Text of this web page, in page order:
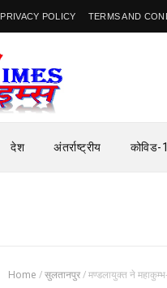
PRIVACY POLICY TERMS AND
देश अंतर्राष्ट्रीय कोविड-
Home /सुलतानपुर/मण्डलायुक्त ने